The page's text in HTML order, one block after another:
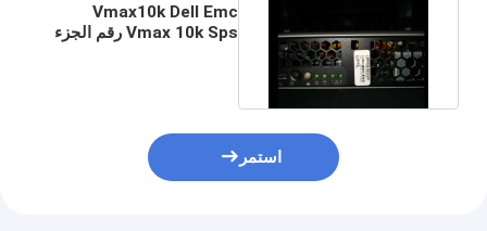
Vmax10k Dell Emc
Vmax 10k Sps رقم الجزء
استمر